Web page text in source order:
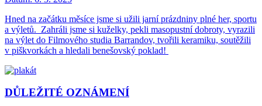
Hned na začátku měsíce jsme si užili jarní prázdniny plné her, sportu
a výletů. Zahráli jsme si kuželky, pekli masopustní dobroty, vyrazili
na výlet do Filmového studia Barrandov, tvořili keramiku, soutěžili
v piškvorkách a hledali benešovský poklad!
DŮLEŽITÉ OZNÁMENÍ